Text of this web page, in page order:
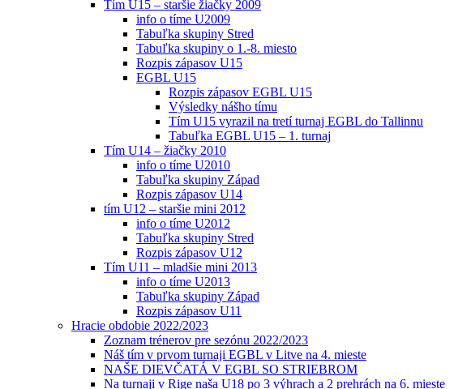
Tím U15 – staršie žiačky 2009
info o tíme U2009
Tabuľka skupiny Stred
Tabuľka skupiny o 1.-8. miesto
Rozpis zápasov U15
EGBL U15
Rozpis zápasov EGBL U15
Výsledky nášho tímu
Tím U15 vyrazil na tretí turnaj EGBL do Tallinnu
Tabuľka EGBL U15 – 1. turnaj
Tím U14 – žiačky 2010
info o tíme U2010
Tabuľka skupiny Západ
Rozpis zápasov U14
tím U12 – staršie mini 2012
info o tíme U2012
Tabuľka skupiny Stred
Rozpis zápasov U12
Tím U11 – mladšie mini 2013
info o tíme U2013
Tabuľka skupiny Západ
Rozpis zápasov U11
Hracie obdobie 2022/2023
Zoznam trénerov pre sezónu 2022/2023
Náš tím v prvom turnaji EGBL v Litve na 4. mieste
NAŠE DIEVČATÁ V EGBL SO STRIEBROM
Na turnaji v Rige naša U18 po 3 výhrach a 2 prehrách na 6. mieste